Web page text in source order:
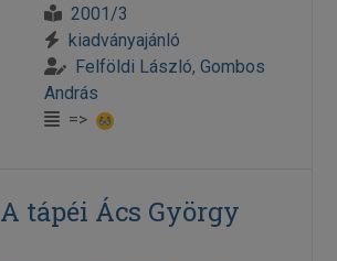
2001/3
kiadványajánló
Felföldi László, Gombos
András
=>
A tápéi Ács György